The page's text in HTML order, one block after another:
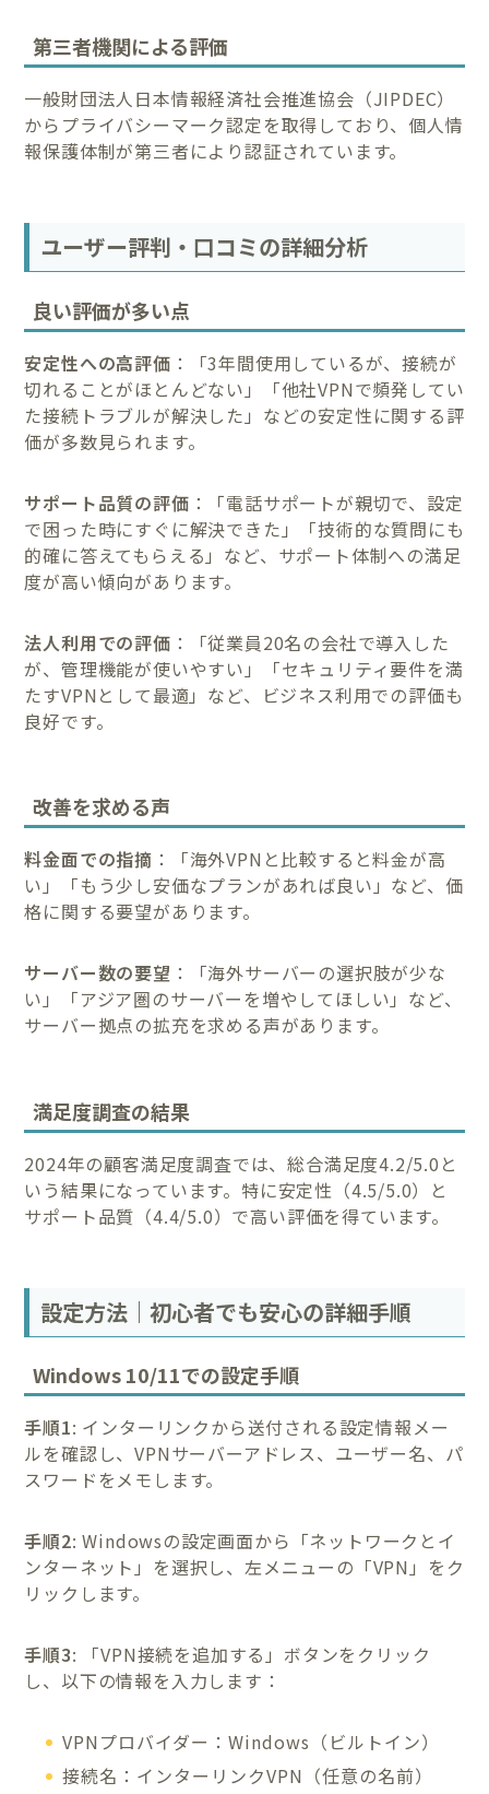
第三者機関による評価
一般財団法人日本情報経済社会推進協会（JIPDEC）
からプライバシーマーク認定を取得しており、個人情
報保護体制が第三者により認証されています。
ユーザー評判・口コミの詳細分析
良い評価が多い点
安定性への高評価 ：「3年間使用しているが、接続が
切れることがほとんどない」「他社VPNで頻発してい
た接続トラブルが解決した」などの安定性に関する評
価が多数見られます。
サポート品質の評価 ：「電話サポートが親切で、設定
で困った時にすぐに解決できた」「技術的な質問にも
的確に答えてもらえる」など、サポート体制への満足
度が高い傾向があります。
法人利用での評価 ：「従業員20名の会社で導入した
が、管理機能が使いやすい」「セキュリティ要件を満
たすVPNとして最適」など、ビジネス利用での評価も
良好です。
改善を求める声
料金面での指摘 ：「海外VPNと比較すると料金が高
い」「もう少し安価なプランがあれば良い」など、価
格に関する要望があります。
サーバー数の要望 ：「海外サーバーの選択肢が少な
い」「アジア圏のサーバーを増やしてほしい」など、
サーバー拠点の拡充を求める声があります。
満足度調査の結果
2024年の顧客満足度調査では、総合満足度4.2/5.0と
いう結果になっています。特に安定性（4.5/5.0）と
サポート品質（4.4/5.0）で高い評価を得ています。
設定方法｜初心者でも安心の詳細手順
Windows 10/11での設定手順
手順1: インターリンクから送付される設定情報メー
ルを確認し、VPNサーバーアドレス、ユーザー名、パ
スワードをメモします。
手順2: Windowsの設定画面から「ネットワークとイ
ンターネット」を選択し、左メニューの「VPN」をク
リックします。
手順3: 「VPN接続を追加する」ボタンをクリック
し、以下の情報を入力します：
VPNプロバイダー：Windows（ビルトイン）
接続名：インターリンクVPN（任意の名前）